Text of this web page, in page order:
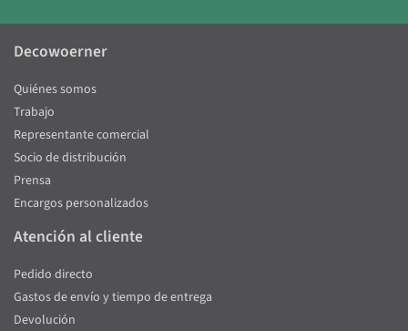
Decowoerner
Quiénes somos
Trabajo
Representante comercial
Socio de distribución
Prensa
Encargos personalizados
Atención al cliente
Pedido directo
Gastos de envío y tiempo de entrega
Devolución